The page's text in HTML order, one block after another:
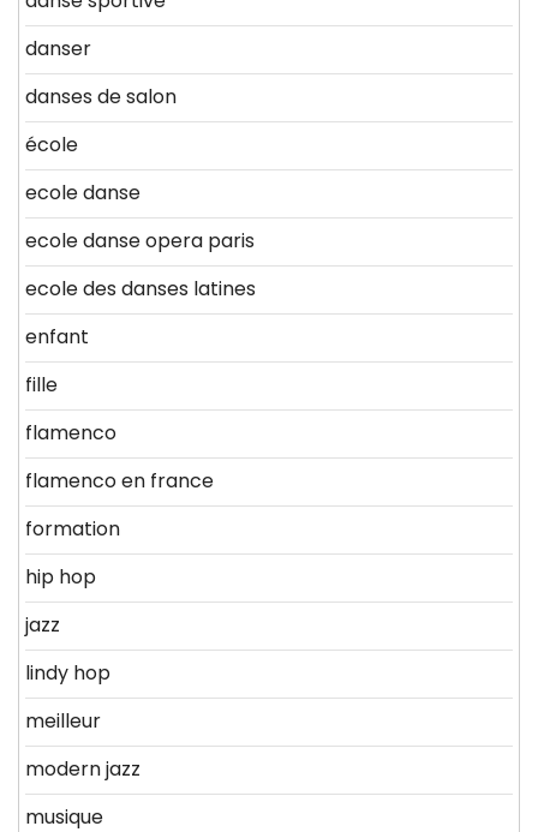
danser
danses de salon
école
ecole danse
ecole danse opera paris
ecole des danses latines
enfant
fille
flamenco
flamenco en france
formation
hip hop
jazz
lindy hop
meilleur
modern jazz
musique